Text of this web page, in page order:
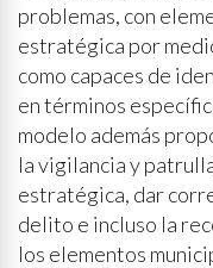
problemas, con
estratégica por
como capaces de
en términos
modelo además
la vigilancia y
estratégica, dar
delito e incluso la
los elementos